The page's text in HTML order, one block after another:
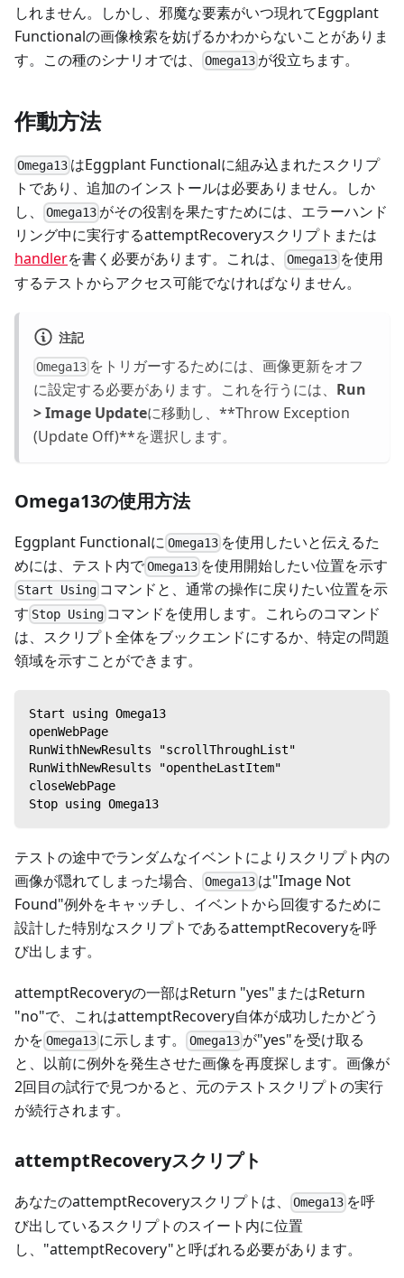
しれません。しかし、邪魔な要素がいつ現れてEggplant
Functionalの画像検索を妨げるかわからないことがありま
す。この種のシナリオでは、
Omega13 が役立ちます。
作動方法
Omega13 はEggplant Functionalに組み込まれたスクリプ
トであり、追加のインストールは必要ありません。しか
し、
Omega13 がその役割を果たすためには、エラーハンド
リング中に実行するattemptRecoveryスクリプトまたは
handlerを書く必要があります。これは、 Omega13 を使用
するテストからアクセス可能でなければなりません。
注記
Omega13 をトリガーするためには、画像更新をオフ
に設定する必要があります。これを行うには、 Run
> Image Updateに移動し、**Throw Exception
(Update Off)**を選択します。
Omega13の使用方法
Eggplant Functionalに Omega13 を使用したいと伝えるた
めには、テスト内でOmega13 を使用開始したい位置を示す
Start Using コマンドと、通常の操作に戻りたい位置を示
す Stop Using コマンドを使用します。これらのコマンド
は、スクリプト全体をブックエンドにするか、特定の問題
領域を示すことができます。
Start using Omega13
openWebPage
RunWithNewResults "scrollThroughList"
RunWithNewResults "opentheLastItem"
closeWebPage
Stop using Omega13
テストの途中でランダムなイベントによりスクリプト内の
画像が隠れてしまった場合、
Omega13 は"Image Not
Found"例外をキャッチし、イベントから回復するために
設計した特別なスクリプトであるattemptRecoveryを呼
び出します。
attemptRecoveryの一部はReturn "yes"またはReturn
"no"で、これはattemptRecovery自体が成功したかどう
かを Omega13 に示します。 Omega13が"yes"を受け取る
と、以前に例外を発生させた画像を再度探します。画像が
2回目の試行で見つかると、元のテストスクリプトの実行
が続行されます。
attemptRecoveryスクリプト
あなたのattemptRecoveryスクリプトは、 Omega13 を呼
び出しているスクリプトのスイート内に位置
し、"attemptRecovery"と呼ばれる必要があります。